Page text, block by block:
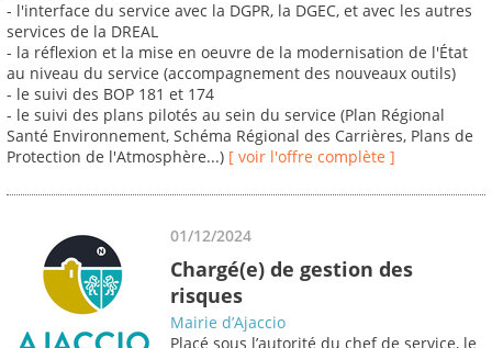
- l'interface du service avec la DGPR, la DGEC, et avec les autres
services de la DREAL
- la réflexion et la mise en oeuvre de la modernisation de l'État
au niveau du service (accompagnement des nouveaux outils)
- le suivi des BOP 181 et 174
- le suivi des plans pilotés au sein du service (Plan Régional
Santé Environnement, Schéma Régional des Carrières, Plans de
Protection de l'Atmosphère...) [ voir l'offre complète ]
01/12/2024
Chargé(e) de gestion des
risques
Mairie d’Ajaccio
Placé sous l’autorité du chef de service, le